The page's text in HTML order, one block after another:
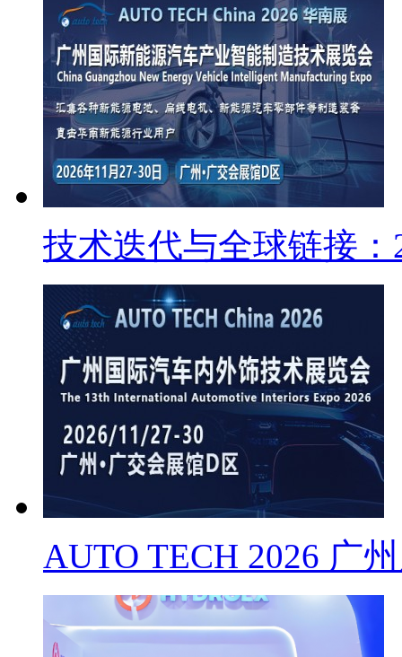
技术迭代与全球链接：
AUTO TECH 2026 广